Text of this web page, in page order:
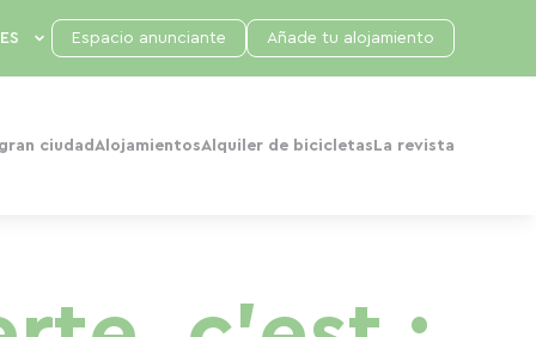
ciudad AlojamientosAlquiler de bicicletas La revista
Espacio anunciante Añade tu alojamiento